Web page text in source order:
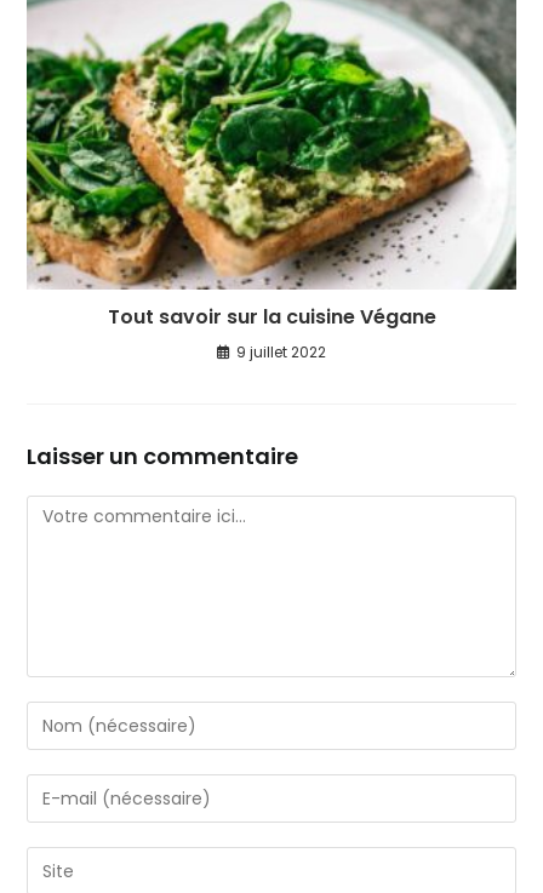
Tout savoir sur la cuisine Végane
9 juillet 2022
Laisser un commentaire